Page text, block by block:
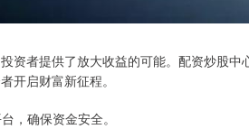
资者提供了放大收益的可能。配资炒股
开启财富新征程。
，确保资金安全。